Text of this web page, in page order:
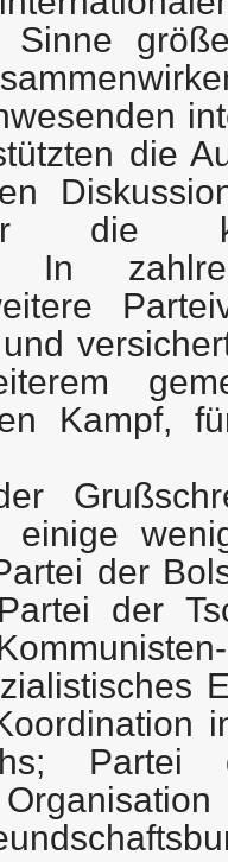
Sinne
die
die
In
Kampf,
einige
der
der
Partei